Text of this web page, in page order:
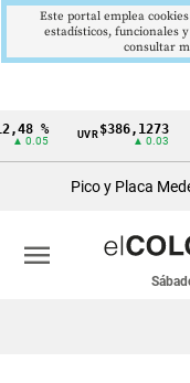
Cintillo
económicos
Colombia
%
0.05
UVR$386,1273
▲ 0.03
Pico y Placa
menu
Este portal emplea
estadísticos, funcionales
consultar